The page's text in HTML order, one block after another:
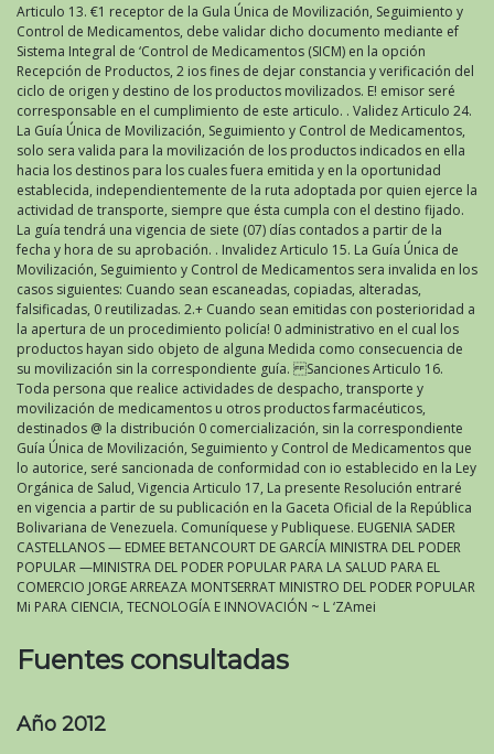
Articulo 13. €1 receptor de la Gula Única de Movilización, Seguimiento y
Control de Medicamentos, debe validar dicho documento mediante ef
Sistema Integral de ‘Control de Medicamentos (SICM) en la opción
Recepción de Productos, 2 ios fines de dejar constancia y verificación del
ciclo de origen y destino de los productos movilizados. E! emisor seré
corresponsable en el cumplimiento de este articulo. . Validez Articulo 24.
La Guía Única de Movilización, Seguimiento y Control de Medicamentos,
solo sera valida para la movilización de los productos indicados en ella
hacia los destinos para los cuales fuera emitida y en la oportunidad
establecida, independientemente de la ruta adoptada por quien ejerce la
actividad de transporte, siempre que ésta cumpla con el destino fijado.
La guía tendrá una vigencia de siete (07) días contados a partir de la
fecha y hora de su aprobación. . Invalidez Articulo 15. La Guía Única de
Movilización, Seguimiento y Control de Medicamentos sera invalida en los
casos siguientes: Cuando sean escaneadas, copiadas, alteradas,
falsificadas, 0 reutilizadas. 2.+ Cuando sean emitidas con posterioridad a
la apertura de un procedimiento policía! 0 administrativo en el cual los
productos hayan sido objeto de alguna Medida como consecuencia de
su movilización sin la correspondiente guía. Sanciones Articulo 16.
Toda persona que realice actividades de despacho, transporte y
movilización de medicamentos u otros productos farmacéuticos,
destinados @ la distribución 0 comercialización, sin la correspondiente
Guía Única de Movilización, Seguimiento y Control de Medicamentos que
lo autorice, seré sancionada de conformidad con io establecido en la Ley
Orgánica de Salud, Vigencia Articulo 17, La presente Resolución entraré
en vigencia a partir de su publicación en la Gaceta Oficial de la República
Bolivariana de Venezuela. Comuníquese y Publiquese. EUGENIA SADER
CASTELLANOS — EDMEE BETANCOURT DE GARCÍA MINISTRA DEL PODER
POPULAR —MINISTRA DEL PODER POPULAR PARA LA SALUD PARA EL
COMERCIO JORGE ARREAZA MONTSERRAT MINISTRO DEL PODER POPULAR
Mi PARA CIENCIA, TECNOLOGÍA E INNOVACIÓN ~ L ‘ZAmei
Fuentes consultadas
Año 2012